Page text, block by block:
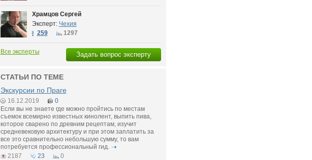
Храмцов Сергей
Эксперт: Чехия
259
1297
Задать вопрос эксперту
Все эксперты
СТАТЬИ ПО ТЕМЕ
Экскурсии по Праге
16.12.2019
0
Если вы не знаете где можно пройтись по местам
съемок всемирно известных кинолент, выпить пива,
которое сварено по древним рецептам, изучит
средневековую архитектуру и при этом заплатить за
все это сравнительно небольшую сумму, то вам
потребуется профессиональный гид.
2187
23 0